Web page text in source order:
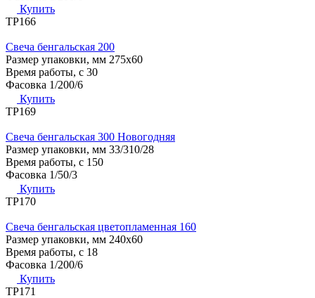
Купить
ТР166
Свеча бенгальская 200
Размер упаковки, мм 275х60
Время работы, с 30
Фасовка 1/200/6
Купить
ТР169
Свеча бенгальская 300 Новогодняя
Размер упаковки, мм 33/310/28
Время работы, с 150
Фасовка 1/50/3
Купить
ТР170
Свеча бенгальская цветопламенная 160
Размер упаковки, мм 240х60
Время работы, с 18
Фасовка 1/200/6
Купить
ТР171